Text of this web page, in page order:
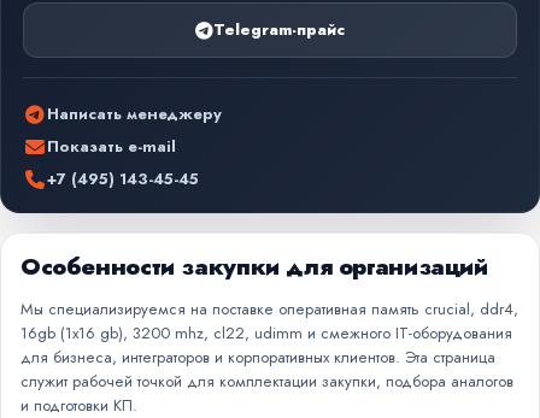
Telegram-прайс
Написать менеджеру
Показать e-mail
+7 (495) 143-45-45
Особенности закупки для организаций
Мы специализируемся на поставке оперативная память crucial, ddr4,
16gb (1x16 gb), 3200 mhz, cl22, udimm и смежного IT-оборудования
для бизнеса, интеграторов и корпоративных клиентов. Эта страница
служит рабочей точкой для комплектации закупки, подбора аналогов
и подготовки КП.